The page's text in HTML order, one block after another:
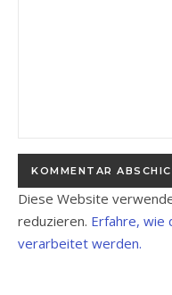
Diese Website
reduzieren. Erfahre, wie
verarbeitet werden.